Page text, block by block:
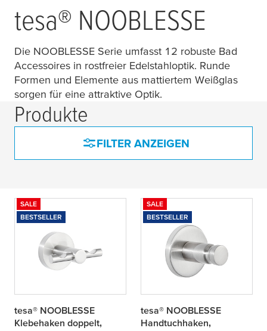
tesa® NOOBLESSE
Die NOOBLESSE Serie umfasst 12 robuste Bad
Accessoires in rostfreier Edelstahloptik. Runde
Formen und Elemente aus mattiertem Weißglas
sorgen für eine attraktive Optik.
Produkte
FILTER ANZEIGEN
SALE
BESTSELLER
tesa® NOOBLESSE
Klebehaken doppelt,
SALE
BESTSELLER
tesa® NOOBLESSE
Handtuchhaken,